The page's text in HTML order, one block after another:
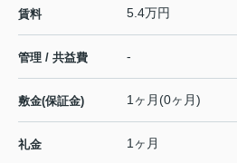
賃料 5.4万円
管理 / 共益費 -
敷金(保証金) 1ヶ月(0ヶ月)
礼金 1ヶ月